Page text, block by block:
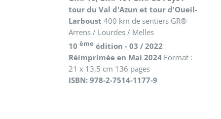
tour du Val d'Azun et tour d'Oueil-
Larboust 400 km de sentiers GR®
Arrens / Lourdes / Melles
10ème édition - 03 / 2022
Réimprimée en Mai 2024 Format :
21 x 13,5 cm 136 pages
ISBN: 978-2-7514-1177-9